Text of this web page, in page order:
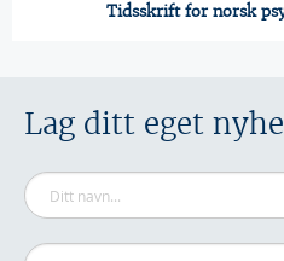
Tidsskrift for norsk
Lag ditt eget